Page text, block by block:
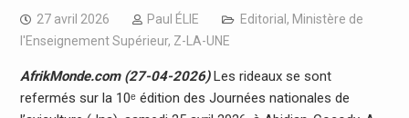
27 avril 2026 Paul ÉLIE Editorial , Ministère de
l'Enseignement Supérieur, Z-LA-UNE
AfrikMonde.com (27-04-2026)Les rideaux se sont
refermés sur la 10ᵉ édition des Journées nationales de